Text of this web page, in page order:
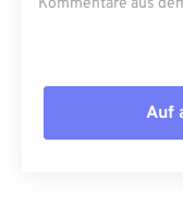
Kommentare aus
Auf